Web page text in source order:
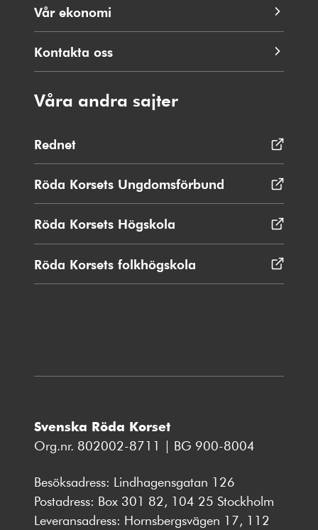
Vår ekonomi
Kontakta oss
Våra andra sajter
Rednet
i
nytt
fönster
Röda Korsets Ungdomsförbund Öppnas
i
Röda Korsets Högskola
i
nytt
fönster
Röda Korsets folkhögskola
i
Svenska Röda Korset
Org.nr. 802002-8711 | BG 900-8004
Besöksadress: Lindhagensgatan 126
Postadress: Box 301 82, 104 25 Stockholm
Leveransadress: Hornsbergsvägen 17, 112